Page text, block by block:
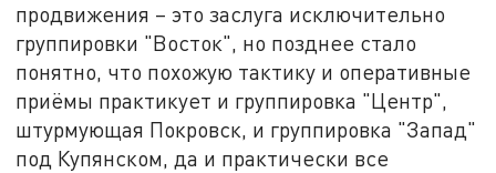
продвижения – это заслуга исключительно
группировки "Восток", но позднее стало
понятно, что похожую тактику и оперативные
приёмы практикует и группировка "Центр",
штурмующая Покровск, и группировка "Запад"
под Купянском, да и практически все